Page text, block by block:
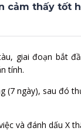
cảm thấy tốt
giai đoạn bắt
tính.
ngày), sau đó
và đánh dấu X